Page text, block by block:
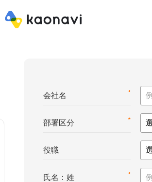
*
会社名
*
部署区分
役職
*
氏名：姓